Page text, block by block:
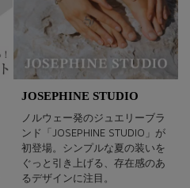
JOSEPHINE STUDIO
ノルウェー発のジュエリーブラ
ンド「JOSEPHINE STUDIO」が
初登場。シンプルな夏の装いを
ぐっと引き上げる、存在感のあ
るデザインに注目。